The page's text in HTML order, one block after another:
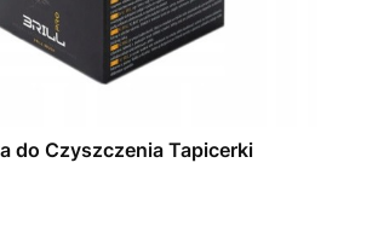
do Czyszczenia Tapicerki